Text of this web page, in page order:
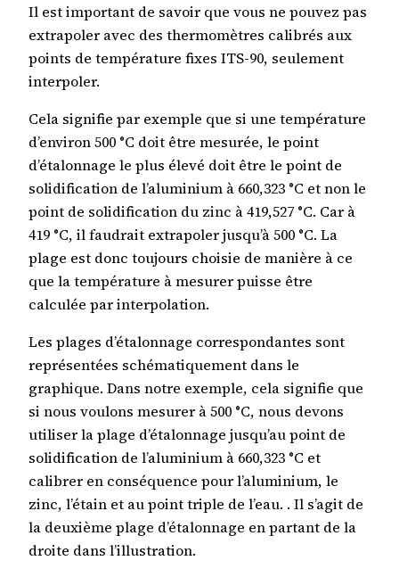
Il est important de savoir que vous ne pouvez pas
extrapoler avec des thermomètres calibrés aux
points de température fixes ITS-90, seulement
interpoler.
Cela signifie par exemple que si une température
d’environ 500 °C doit être mesurée, le point
d’étalonnage le plus élevé doit être le point de
solidification de l’aluminium à 660,323 °C et non le
point de solidification du zinc à 419,527 °C. Car à
419 °C, il faudrait extrapoler jusqu’à 500 °C. La
plage est donc toujours choisie de manière à ce
que la température à mesurer puisse être
calculée par interpolation.
Les plages d’étalonnage correspondantes sont
représentées schématiquement dans le
graphique. Dans notre exemple, cela signifie que
si nous voulons mesurer à 500 °C, nous devons
utiliser la plage d’étalonnage jusqu’au point de
solidification de l’aluminium à 660,323 °C et
calibrer en conséquence pour l’aluminium, le
zinc, l’étain et au point triple de l’eau. . Il s’agit de
la deuxième plage d’étalonnage en partant de la
droite dans l’illustration.